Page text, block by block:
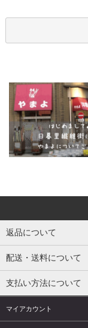
返品について
配送・送料について
支払い方法について
マイアカウント